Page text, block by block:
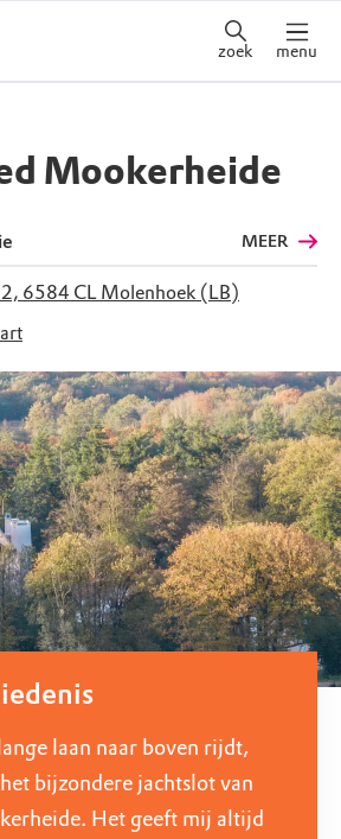
zoek menu
Mookerheide
MEER
2, 6584 CL Molenhoek (LB)
laan naar boven rijdt,
bijzondere jachtslot van
Het geeft mij altijd